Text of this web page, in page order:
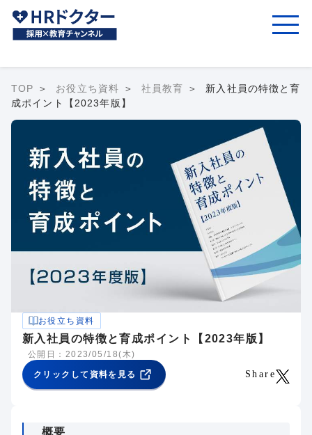
TOP お役立ち資料 社員教育
新入社員の特徴と育
成ポイント【2023年版】
お役立ち資料
新入社員の特徴と育成ポイント【2023年版】
公開日：2023/05/18(木)
クリックして資料を見る Share
概要